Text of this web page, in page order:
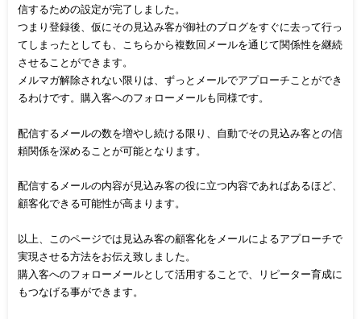
信するための設定が完了しました。
つまり登録後、仮にその見込み客が御社のブログをすぐに去って行っ
てしまったとしても、こちらから複数回メールを通じて関係性を継続
させることができます。
メルマガ解除されない限りは、ずっとメールでアプローチことができ
るわけです。購入客へのフォローメールも同様です。
配信するメールの数を増やし続ける限り、自動でその見込み客との信
頼関係を深めることが可能となります。
配信するメールの内容が見込み客の役に立つ内容であればあるほど、
顧客化できる可能性が高まります。
以上、このページでは見込み客の顧客化をメールによるアプローチで
実現させる方法をお伝え致しました。
購入客へのフォローメールとして活用することで、リピーター育成に
もつなげる事ができます。